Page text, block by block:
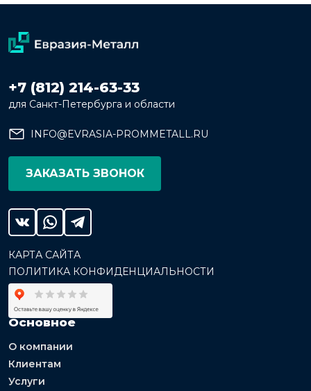
+7 (812) 214-63-33
для Санкт-Петербурга и области
INFO@EVRASIA-PROMMETALL.RU
ЗАКАЗАТЬ ЗВОНОК
КАРТА САЙТА
ПОЛИТИКА КОНФИДЕНЦИАЛЬНОСТИ
Основное
О компании
Клиентам
Услуги